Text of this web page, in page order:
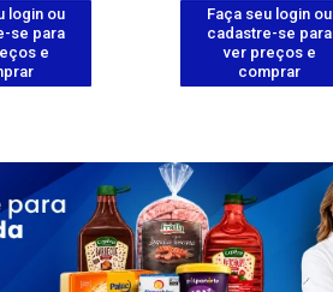
login ou
se para
e
Faça seu login ou
cadastre-se para
ver preços e
comprar